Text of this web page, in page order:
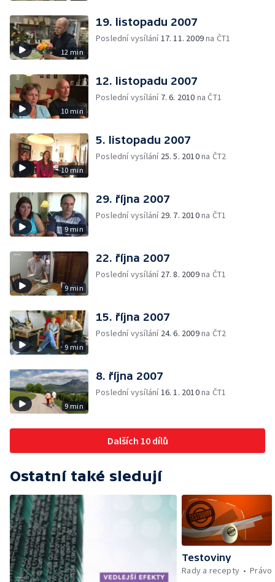
12 min
19. listopadu 2007
Poslední vysílání17. 11. 2009na ČT1
10 min
12. listopadu 2007
Poslední vysílání 7. 6. 2010 na ČT1
10 min
5. listopadu 2007
Poslední vysílání 25. 5. 2010na ČT2
9 min
29. října 2007
Poslední vysílání 29. 7. 2010na ČT1
9 min
22. října 2007
Poslední vysílání 27. 8. 2009na ČT1
9 min
15. října 2007
Poslední vysílání 24. 6. 2009na ČT2
9 min
8. října 2007
Poslední vysílání16. 1. 2010na ČT1
Dalších 10 dílů
Ostatní také sledují
Testoviny
Rady a recepty
Právo